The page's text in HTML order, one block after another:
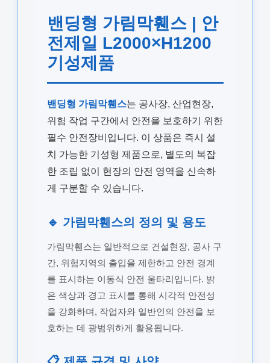
밴딩형 가림막휀스 | 안
전제일 L2000×H1200
기성제품
밴딩형 가림막휀스는 공사장, 산업현장,
위험 작업 구간에서 안전을 보호하기 위한
필수 안전장비입니다. 이 상품은 즉시 설
치 가능한 기성형 제품으로, 별도의 복잡
한 조립 없이 현장의 안전 영역을 신속하
게 구분할 수 있습니다.
🔹 가림막휀스의 정의 및 용도
가림막휀스는 일반적으로 건설현장, 공사 구
간, 위험지역의 출입을 제한하고 안전 경계
를 표시하는 이동식 안전 울타리입니다. 밝
은 색상과 경고 표시를 통해 시각적 안전성
을 강화하며, 작업자와 일반인의 안전을 보
호하는 데 광범위하게 활용됩니다.